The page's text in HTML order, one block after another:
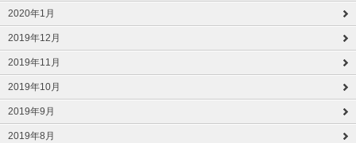
2020年1月
2019年12月
2019年11月
2019年10月
2019年9月
2019年8月